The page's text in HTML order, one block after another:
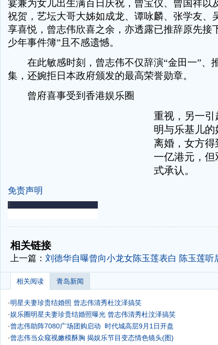
宴兼为女儿出生满百日庆祝，曾宝仪、曾国祥以
祝贺，艺坛大哥大姊如成龙、谭咏麟、张学友、
享喜悦，曾志伟欣喜之余，亦透露已推辞原先接
少年事件簿”且不感遗憾。
在此敏感时刻，曾志伟不仅辞演“金田一”、
集，还婉拒日本政府颁发的最高荣誉勋章。
曾府喜事受到香港娱乐圈
重视，另一
明与乐基儿
离婚，女方
一亿港元，
式承认。
免责声明
-
相关链接
上一篇： 刘德华自曝曾向小龙女陈玉莲表白 陈玉莲听
相关阅读 青岛新闻
·明星夫妻珍贵结婚照 曾志伟清秀杜汶泽搞笑
·娱乐圈明星夫妻珍贵结婚照曝光 曾志伟清秀杜汶泽搞笑
·曾志伟助阵7080广场团购启动
时代城高层9月1日开盘
·曾志伟当众窥视嫩模酥胸 揭娱乐节目变态情色镜头(图)